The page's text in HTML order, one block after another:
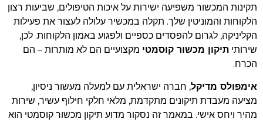
תקינות המכשור משפיעה ישירות על איכות הטיפולים, שביעות רצון
הלקוחות והמוניטין שלך. תקלה במכשיר עלולה לעצור את פעילות
הקליניקה, לגרום להפסדים כספיים ולפגוע באמון הלקוחות. לכן,
שירותי תיקון מכשור קוסמטי מקצועיים הם לא מותרות – הם
הכרח.
אימפולס מדיקל, חברה ישראלית עם למעלה מעשור ניסיון,
מציעה מעבדת תיקונים מתקדמת, מלאי חלקי חילוף עשיר, שירות
מהיר ויחס אישי. במאמר זה נסקור מדוע תיקון מכשור קוסמטי הוא